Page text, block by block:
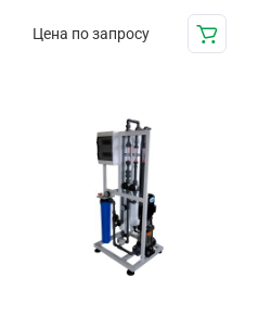
Цена по запросу